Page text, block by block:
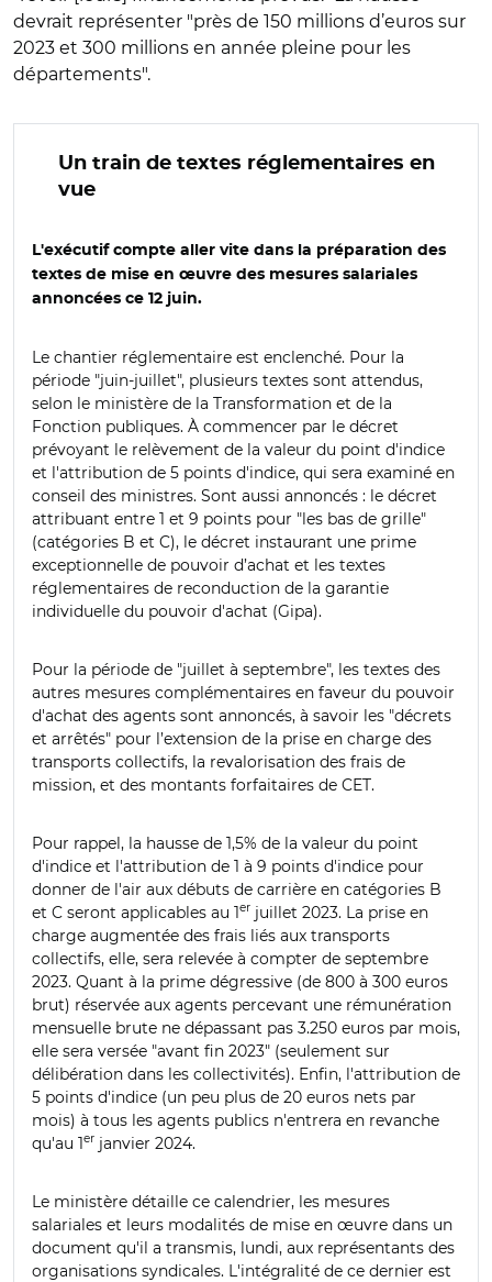
devrait représenter "près de 150 millions d’euros sur
2023 et 300 millions en année pleine pour les
départements".
Un train de textes réglementaires en
vue
L'exécutif compte aller vite dans la préparation des
textes de mise en œuvre des mesures salariales
annoncées ce 12 juin.
Le chantier réglementaire est enclenché. Pour la
période "juin-juillet", plusieurs textes sont attendus,
selon le ministère de la Transformation et de la
Fonction publiques. À commencer par le décret
prévoyant le relèvement de la valeur du point d'indice
et l'attribution de 5 points d'indice, qui sera examiné en
conseil des ministres. Sont aussi annoncés : le décret
attribuant entre 1 et 9 points pour "les bas de grille"
(catégories B et C), le décret instaurant une prime
exceptionnelle de pouvoir d’achat et les textes
réglementaires de reconduction de la garantie
individuelle du pouvoir d'achat (Gipa).
Pour la période de "juillet à septembre", les textes des
autres mesures complémentaires en faveur du pouvoir
d'achat des agents sont annoncés, à savoir les "décrets
et arrêtés" pour l’extension de la prise en charge des
transports collectifs, la revalorisation des frais de
mission, et des montants forfaitaires de CET.
Pour rappel, la hausse de 1,5% de la valeur du point
d'indice et l'attribution de 1 à 9 points d'indice pour
donner de l'air aux débuts de carrière en catégories B
et C seront applicables au 1er juillet 2023. La prise en
charge augmentée des frais liés aux transports
collectifs, elle, sera relevée à compter de septembre
2023. Quant à la prime dégressive (de 800 à 300 euros
brut) réservée aux agents percevant une rémunération
mensuelle brute ne dépassant pas 3.250 euros par mois,
elle sera versée "avant fin 2023" (seulement sur
délibération dans les collectivités). Enfin, l'attribution de
5 points d'indice (un peu plus de 20 euros nets par
mois) à tous les agents publics n'entrera en revanche
qu'au 1er janvier 2024.
Le ministère détaille ce calendrier, les mesures
salariales et leurs modalités de mise en œuvre dans un
document qu'il a transmis, lundi, aux représentants des
organisations syndicales. L'intégralité de ce dernier est